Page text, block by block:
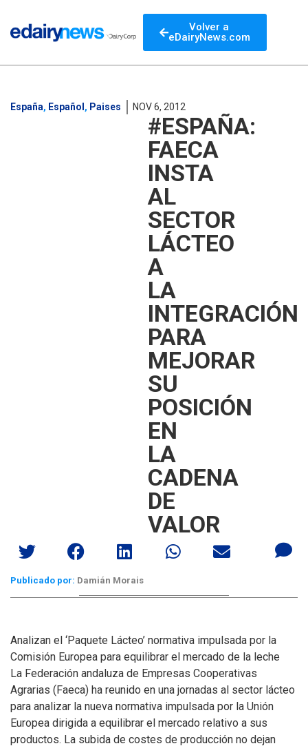
Volver a
eDairyNews.com
España, Español , Paises NOV 6, 2012
#ESPAÑA:
FAECA
INSTA
AL
SECTOR
LÁCTEO
A
LA
INTEGRACIÓN
PARA
MEJORAR
SU
POSICIÓN
EN
LA
CADENA
DE
VALOR
Publicado por: Damián Morais
Analizan el ‘Paquete Lácteo’ normativa impulsada por la
Comisión Europea para equilibrar el mercado de la leche
La Federación andaluza de Empresas Cooperativas
Agrarias (Faeca) ha reunido en una jornadas al sector lácteo
para analizar la nueva normativa impulsada por la Unión
Europea dirigida a equilibrar el mercado relativo a sus
productos. La subida de costes de producción no dejan